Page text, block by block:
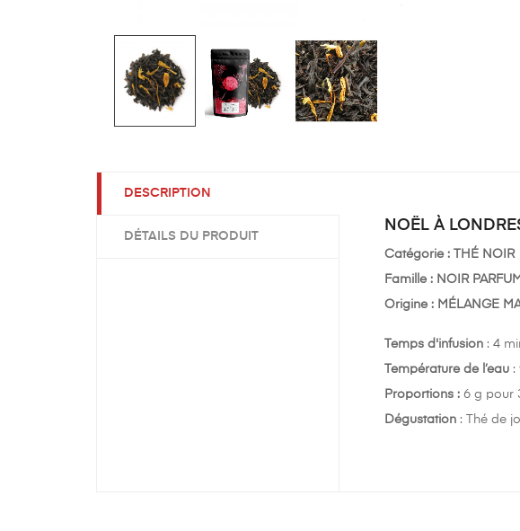
DESCRIPTION
DÉTAILS DU PRODUIT
NOËL À
Catégorie : THÉ NOIR
Famille : NOIR
Origine : MÉLANGE
Temps d'infusion : 4
Température de l’eau :
Proportions : 6 g pour
Dégustation : Thé de